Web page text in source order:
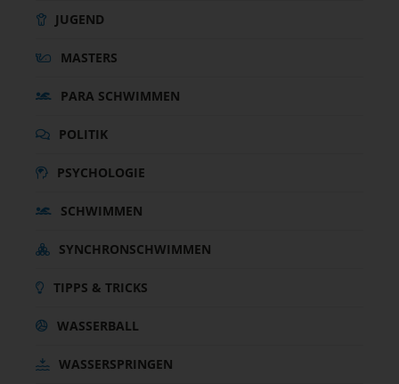
JUGEND
MASTERS
PARA SCHWIMMEN
POLITIK
PSYCHOLOGIE
SCHWIMMEN
SYNCHRONSCHWIMMEN
TIPPS & TRICKS
WASSERBALL
WASSERSPRINGEN